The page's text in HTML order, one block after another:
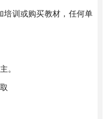
培训或购买教材，任何单
。